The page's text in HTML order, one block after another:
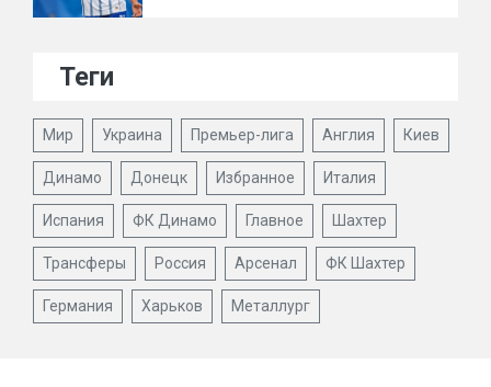
Теги
Мир Украина Премьер-лига Англия Киев
Динамо Донецк Избранное Италия
Испания ФК Динамо Главное Шахтер
Трансферы Россия Арсенал ФК Шахтер
Германия Харьков Металлург